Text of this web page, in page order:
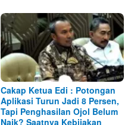
Cakap Ketua Edi : Potongan
Aplikasi Turun Jadi 8 Persen,
Tapi Penghasilan Ojol Belum
Naik? Saatnya Kebijakan